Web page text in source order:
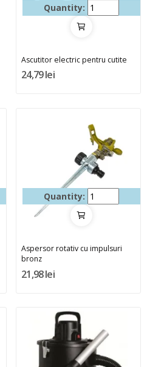
Quantity:
Ascutitor electric pentru cutite
24,79 lei
Quantity:
Aspersor rotativ cu impulsuri
bronz
21,98 lei